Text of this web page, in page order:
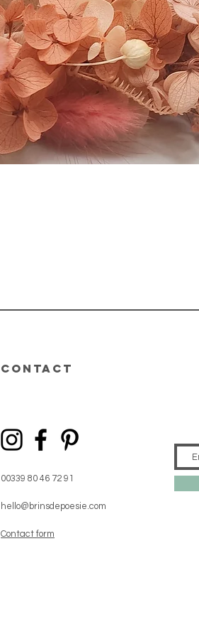
CONTACT
00339 80 46 72 91
hello@brinsdepoesie.com
Contact form